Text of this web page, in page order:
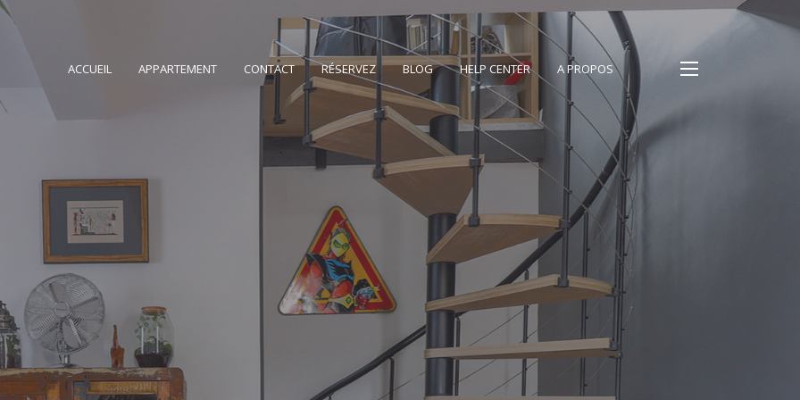
ACCUEIL APPARTEMENT CONTACT RÉSERVEZ BLOG HELP CENTER A PROPOS